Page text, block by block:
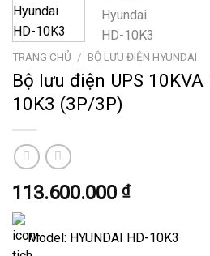
TRANG CHỦ / BỘ LƯU ĐIỆN HYUNDAI
Bộ lưu điện UPS 10KVA
10K3 (3P/3P)
113.600.000 ₫
Model: HYUNDAI HD-10K3